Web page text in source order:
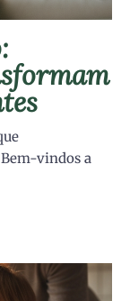
vindos a